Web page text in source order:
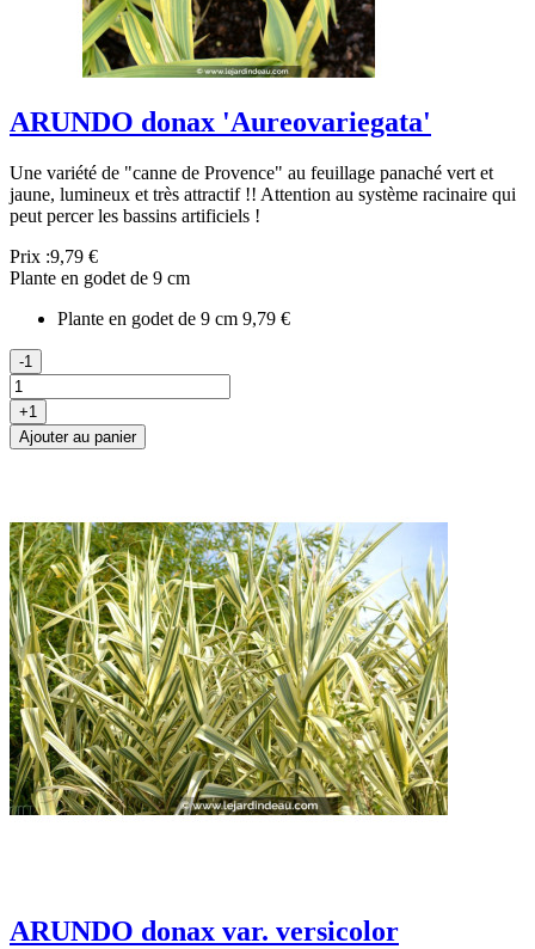
ARUNDO donax 'Aureovariegata'
Une variété de "canne de Provence" au feuillage panaché vert et
jaune, lumineux et très attractif !! Attention au système racinaire qui
peut percer les bassins artificiels !
Prix :9,79 €
Plante en godet de 9 cm
Plante en godet de 9 cm 9,79 €
-1
+1
Ajouter au panier
ARUNDO donax var. versicolor